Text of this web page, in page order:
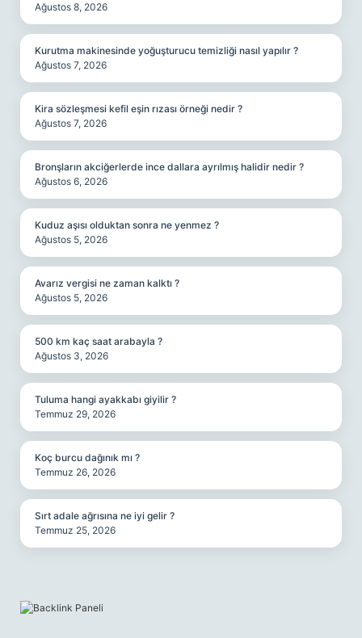
Ağustos 8, 2026
Kurutma makinesinde yoğuşturucu temizliği nasıl yapılır ?
Ağustos 7, 2026
Kira sözleşmesi kefil eşin rızası örneği nedir ?
Ağustos 7, 2026
Bronşların akciğerlerde ince dallara ayrılmış halidir nedir ?
Ağustos 6, 2026
Kuduz aşısı olduktan sonra ne yenmez ?
Ağustos 5, 2026
Avarız vergisi ne zaman kalktı ?
Ağustos 5, 2026
500 km kaç saat arabayla ?
Ağustos 3, 2026
Tuluma hangi ayakkabı giyilir ?
Temmuz 29, 2026
Koç burcu dağınık mı ?
Temmuz 26, 2026
Sırt adale ağrısına ne iyi gelir ?
Temmuz 25, 2026